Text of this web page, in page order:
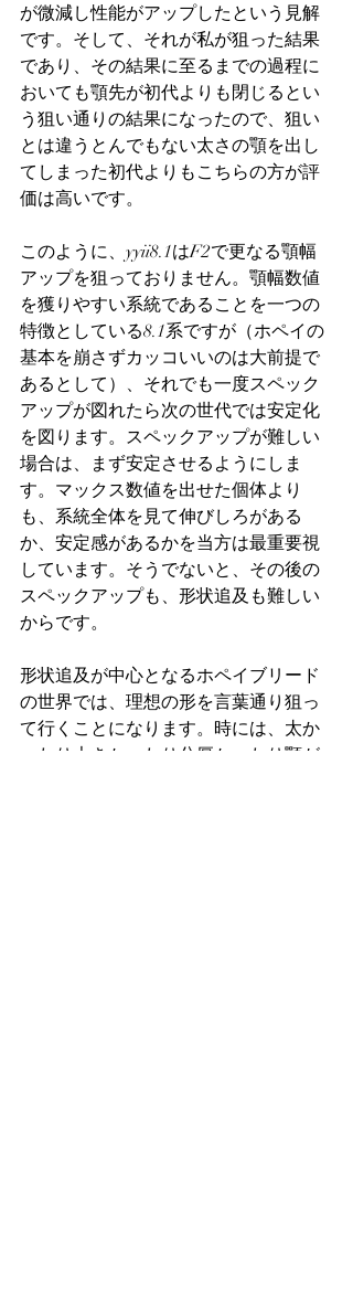
が微減し性能がアップしたという見解
です。そして、それが私が狙った結果
であり、その結果に至るまでの過程に
おいても顎先が初代よりも閉じるとい
う狙い通りの結果になったので、狙い
とは違うとんでもない太さの顎を出し
てしまった初代よりもこちらの方が評
価は高いです。
このように、yyii8.1はF2で更なる顎幅
アップを狙っておりません。顎幅数値
を獲りやすい系統であることを一つの
特徴としている8.1系ですが（ホペイの
基本を崩さずカッコいいのは大前提で
あるとして）、それでも一度スペック
アップが図れたら次の世代では安定化
を図ります。スペックアップが難しい
場合は、まず安定させるようにしま
す。マックス数値を出せた個体より
も、系統全体を見て伸びしろがある
か、安定感があるかを当方は最重要視
しています。そうでないと、その後の
スペックアップも、形状追及も難しい
からです。
形状追及が中心となるホペイブリード
の世界では、理想の形を言葉通り狙っ
て行くことになります。時には、太か
ったり大きかったり分厚かったり顎が